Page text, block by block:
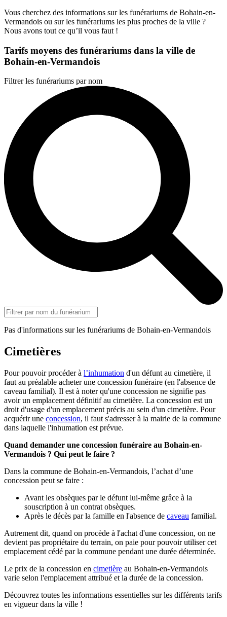
Vous cherchez des informations sur les funérariums de Bohain-en-
Vermandois ou sur les funérariums les plus proches de la ville ?
Nous avons tout ce qu’il vous faut !
Tarifs moyens des funérariums dans la ville de
Bohain-en-Vermandois
Filtrer les funérariums par nom
Pas d'informations sur les funérariums de Bohain-en-Vermandois
Cimetières
Pour pouvoir procéder à l’inhumation d'un défunt au cimetière, il
faut au préalable acheter une concession funéraire (en l'absence de
caveau familial). Il est à noter qu'une concession ne signifie pas
avoir un emplacement définitif au cimetière. La concession est un
droit d'usage d'un emplacement précis au sein d'un cimetière. Pour
acquérir une concession, il faut s'adresser à la mairie de la commune
dans laquelle l'inhumation est prévue.
Quand demander une concession funéraire au Bohain-en-
Vermandois ? Qui peut le faire ?
Dans la commune de Bohain-en-Vermandois, l’achat d’une
concession peut se faire :
Avant les obsèques par le défunt lui-même grâce à la
souscription à un contrat obsèques.
Après le décès par la famille en l'absence de caveau familial.
Autrement dit, quand on procède à l'achat d'une concession, on ne
devient pas propriétaire du terrain, on paie pour pouvoir utiliser cet
emplacement cédé par la commune pendant une durée déterminée.
Le prix de la concession en cimetière au Bohain-en-Vermandois
varie selon l'emplacement attribué et la durée de la concession.
Découvrez toutes les informations essentielles sur les différents tarifs
en vigueur dans la ville !